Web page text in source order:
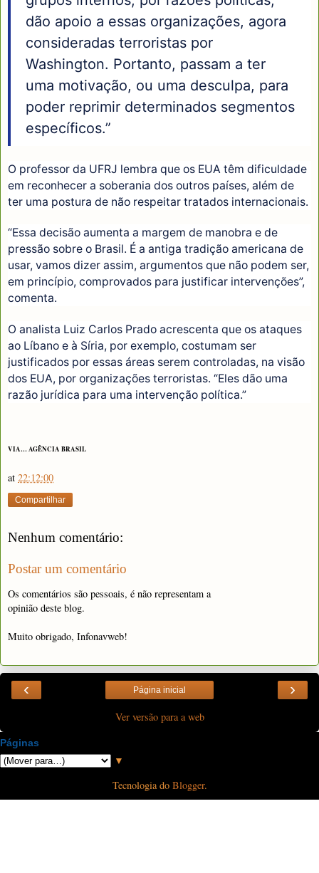
dão apoio a essas organizações, agora
consideradas terroristas por
Washington. Portanto, passam a ter
uma motivação, ou uma desculpa, para
poder reprimir determinados segmentos
específicos.”
O professor da UFRJ lembra que os EUA têm dificuldade
em reconhecer a soberania dos outros países, além de
ter uma postura de não respeitar tratados internacionais.
“Essa decisão aumenta a margem de manobra e de
pressão sobre o Brasil. É a antiga tradição americana de
usar, vamos dizer assim, argumentos que não podem ser,
em princípio, comprovados para justificar intervenções”,
comenta.
O analista Luiz Carlos Prado acrescenta que os ataques
ao Líbano e à Síria, por exemplo, costumam ser
justificados por essas áreas serem controladas, na visão
dos EUA, por organizações terroristas. “Eles dão uma
razão jurídica para uma intervenção política.”
VIA… AGÊNCIA BRASIL
at 22:12:00
Compartilhar
Nenhum comentário:
Postar um comentário
Os comentários são pessoais, é não representam a
opinião deste blog.
Muito obrigado, Infonavweb!
‹ ›
Página inicial
Ver versão para a web
Páginas
▼
Tecnologia do Blogger.